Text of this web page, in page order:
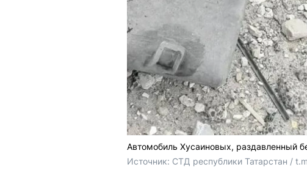
Автомобиль Хусаиновых, раздавленный
Источник: СТД республики Татарстан /